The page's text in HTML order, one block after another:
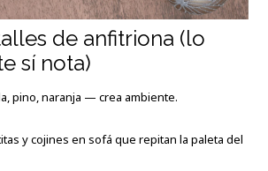
de anfitriona (lo
sí nota)
pino, naranja — crea ambiente.
y cojines en sofá que repitan la paleta del